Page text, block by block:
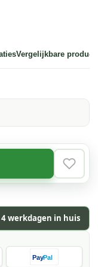
Vergelijkbare
werkdagen in huis
PayPal